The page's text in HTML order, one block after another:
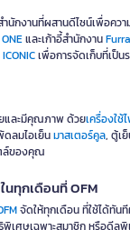
ำนักงานที่ผสานดีไซน์เพื่อคว
ONEและเก้าอี้สำนักงาน
ICONICเพื่อการจัดเก็บที่เป็น
และมีคุณภาพ ด้วยเครื่องใช้
ดลมไอเย็นมาสเตอร์คูล, ตู้เ
ล์ของคุณ
ทุกเดือนที่ OFM
จัดให้ทุกเดือน ที่ใช้ได้ทันที
เศษเฉพาะสมาชิก หรือดีล